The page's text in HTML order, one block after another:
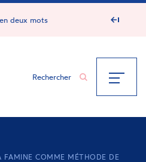
deux mots
FAMINE COMME MÉTHODE DE